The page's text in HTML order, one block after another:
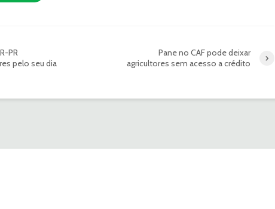
PR
pelo seu dia
Pane no CAF pode deixar
agricultores sem acesso a crédito